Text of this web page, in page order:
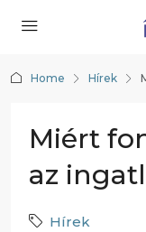
Home Hírek
Miért
az
Hírek